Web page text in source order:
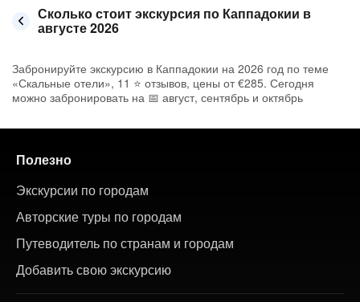
Сколько стоит экскурсия по Каппадокии в
августе 2026
Забронируйте экскурсию в Каппадокии на 2026 год по теме
«Скальные отели», 11 ⭐ отзывов, цены от €285. Сегодня
можно забронировать на 📅 август, сентябрь и октябрь
Полезно
Экскурсии по городам
Авторские туры по городам
Путеводитель по странам и городам
Добавить свою экскурсию